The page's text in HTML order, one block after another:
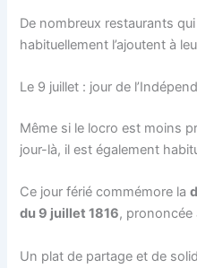
De nombreux restaurants
habituellement l’ajoutent à
Le 9 juillet : jour de
Même si le locro est moins
jour-là, il est également
Ce jour férié commémore la
du 9 juillet 1816, prononcée
Un plat de partage et de